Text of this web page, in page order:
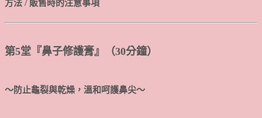
方法 / 販售時的注意事項
第5堂『鼻子修護膏』（30分鐘）
～防止龜裂與乾燥，溫和呵護鼻尖～